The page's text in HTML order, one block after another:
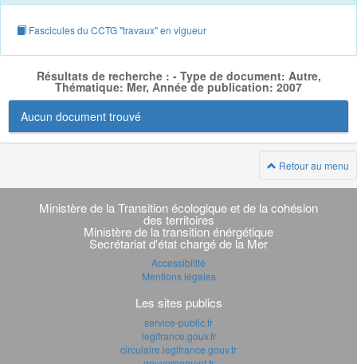
Fascicules du CCTG "travaux" en vigueur
Résultats de recherche : - Type de document: Autre,
Thématique: Mer, Année de publication: 2007
Aucun document trouvé
Retour au menu
Navigation
transverse
Ministère de la Transition écologique et de la cohésion
des territoires
Ministère de la transition énérgétique
Secrétariat d'état chargé de la Mer
Accessibilité
Mentions légales
Les sites publics
service-public.fr
legifrance.gouv.fr
circulaire.legifrance.gouv.fr